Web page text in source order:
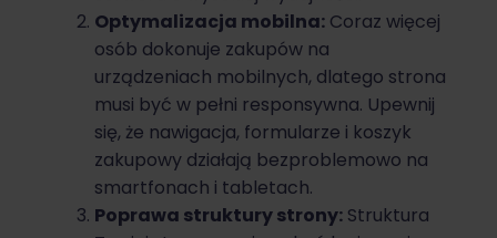
Optymalizacja mobilna: Coraz więcej
osób dokonuje zakupów na
urządzeniach mobilnych, dlatego strona
musi być w pełni responsywna. Upewnij
się, że nawigacja, formularze i koszyk
zakupowy działają bezproblemowo na
smartfonach i tabletach.
Poprawa struktury strony: Struktura